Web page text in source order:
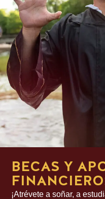
BECAS Y
¡Atrévete a soñar, a